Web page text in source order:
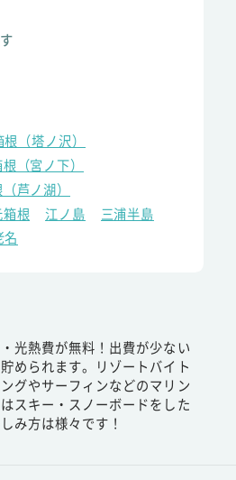
根（塔ノ沢）
（宮ノ下）
芦ノ湖）
箱根 江ノ島
三浦半島
名
光熱費が無料！出費が少ない
められます。リゾートバイト
グやサーフィンなどのマリン
スキー・スノーボードをした
み方は様々です！